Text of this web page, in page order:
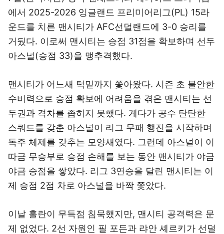
에서 2025-2026 잉글랜드 프리미어리그(PL) 15라
운드를 치른 맨시티가 AFC선덜랜드에 3-0 승리를
거뒀다. 이로써 맨시티는 승점 31점을 확보하며 선두
아스널(승점 33)을 맹추격했다.
맨시티가 어느새 턱밑까지 쫓아왔다. 시즌 초 불안한
수비력으로 승점 확보에 어려움을 겪은 맨시티는 선
두권과 격차를 좁히지 못했다. 게다가 공수 탄탄한
스쿼드를 갖춘 아스널이 리그 무패 행진을 시작하며
독주 체제를 갖추는 모양새였다. 그런데 아스널이 이
따금 무승부로 승점 손해를 보는 동안 맨시티가 야금
야금 승점을 쌓았다. 리그 3연승을 달린 맨시티는 이
제 승점 2점 차로 아스널을 바짝 쫓았다.
이날 홀란이 무득점 침묵했지만, 맨시티 공격력은 문
제 없었다. 2선 자원인 필 포든과 랴안 셰르키가 선덜